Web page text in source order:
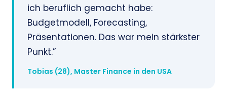
ich beruflich gemacht habe:
Budgetmodell, Forecasting,
Präsentationen. Das war mein stärkster
Punkt.”
Tobias (28), Master Finance in den USA